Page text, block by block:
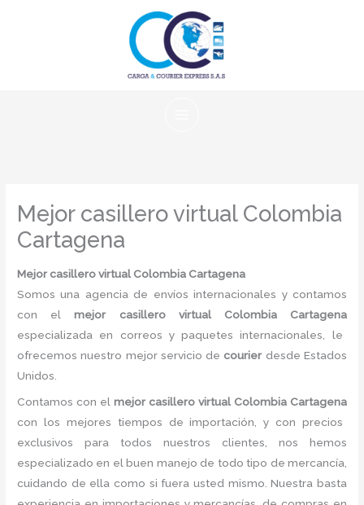
Mejor casillero virtual Colombia
Cartagena
Mejor casillero virtual Colombia Cartagena
Somos una agencia de envíos internacionales y contamos
con el
mejor casillero virtual Colombia Cartagena
especializada en correos y paquetes internacionales, le
ofrecemos nuestro mejor servicio de courier desde Estados
Unidos.
Contamos con elmejor casillero virtual Colombia Cartagena
con los mejores tiempos de importación, y con precios
exclusivos para todos nuestros clientes, nos hemos
especializado en el buen manejo de todo tipo de mercancía,
cuidando de ella como si fuera usted mismo. Nuestra basta